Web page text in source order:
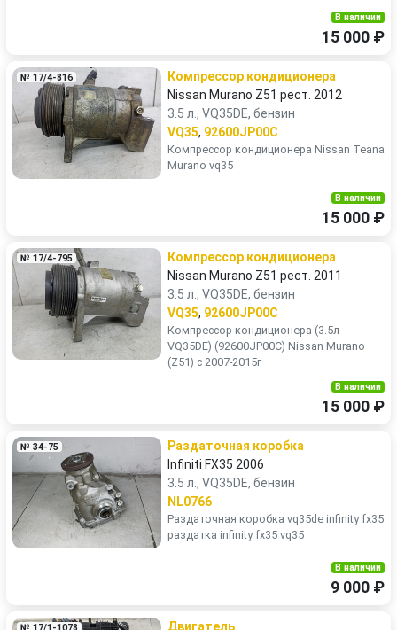
В наличии
15 000 ₽
№ 17/4-816
Компрессор кондиционера
Nissan Murano Z51 рест. 2012
3.5 л., VQ35DE, бензин
VQ35, 92600JP00C
Компрессор кондиционера Nissan Teana
Murano vq35
В наличии
15 000 ₽
№ 17/4-795
Компрессор кондиционера
Nissan Murano Z51 рест. 2011
3.5 л., VQ35DE, бензин
VQ35, 92600JP00C
Компрессор кондиционера (3.5л
VQ35DE) (92600JP00C) Nissan Murano
(Z51) с 2007-2015г
В наличии
15 000 ₽
№ 34-75
Раздаточная коробка
Infiniti FX35 2006
3.5 л., VQ35DE, бензин
NL0766
Раздаточная коробка vq35de infinity fx35
раздатка infinity fx35 vq35
В наличии
9 000 ₽
№ 17/1-1078
Двигатель